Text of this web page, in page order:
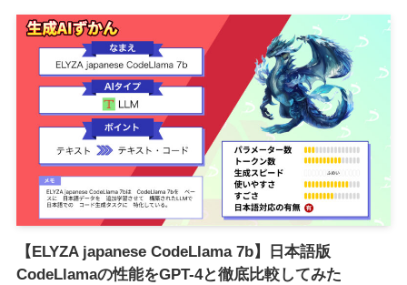
【ELYZA japanese CodeLlama 7b】日本語版
CodeLlamaの性能をGPT-4と徹底比較してみた